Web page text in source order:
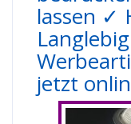
lassen ✓
jetzt